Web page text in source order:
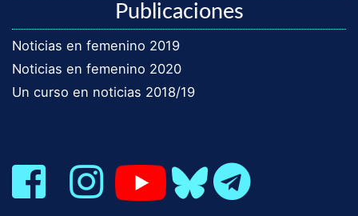
Publicaciones
Noticias en femenino 2019
Noticias en femenino 2020
Un curso en noticias 2018/19